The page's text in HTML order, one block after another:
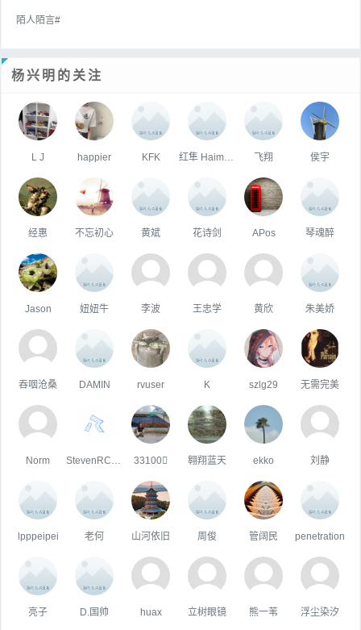
陌人陌言#
杨兴明的关注
L J happier KFK 飞翔 侯宇
经惠 不忘初心 黄斌 花诗剑 APos 琴魂醉
Jason 妞妞牛 李波 王忠学 黄欣 朱美娇
吞咽沧桑 DAMIN rvuser K szlg29 无需完美
Norm 33100 翱翔蓝天 ekko 刘静
lpppeipei 老何 山河依旧 周俊 管阔民 penetration
亮子 D.国帅 huax 立树眼镜 熊一苇 浮尘染汐